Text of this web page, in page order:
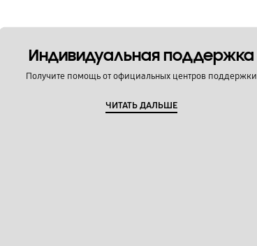
Индивидуальная поддержка
Получите помощь от официальных центров поддержки
ЧИТАТЬ ДАЛЬШЕ